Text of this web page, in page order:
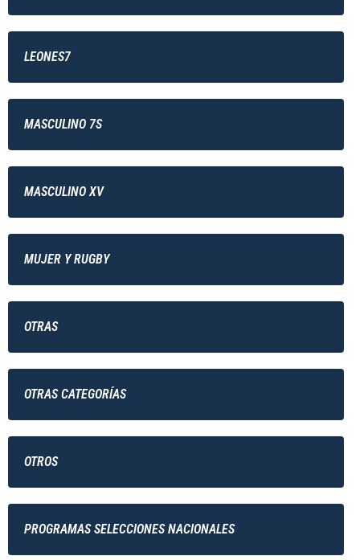
LEONES7
MASCULINO 7S
MASCULINO XV
MUJER Y RUGBY
OTRAS
OTRAS CATEGORÍAS
OTROS
PROGRAMAS SELECCIONES NACIONALES